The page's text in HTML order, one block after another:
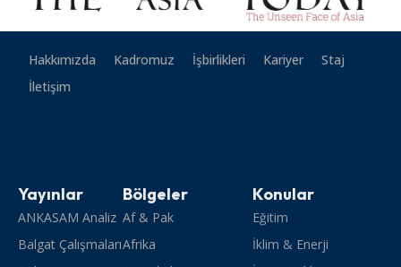
Hakkımızda Kadromuz İşbirlikleri Kariyer
Staj
İletişim
Yayınlar
ANKASAM Analiz
Balgat Çalışmaları
Bölgeler
Af & Pak
Afrika
Konular
Eğitim
İklim & Enerji